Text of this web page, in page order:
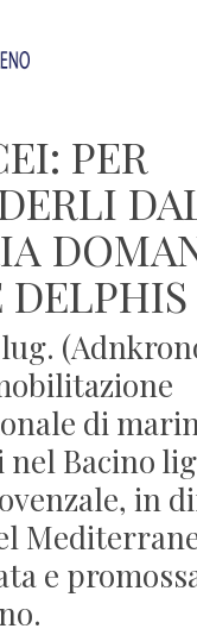
PER
DELPHIS
lug.
di
Bacino
in
e